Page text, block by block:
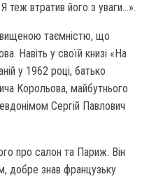
втратив його з уваги...».
таємністю, що
Навіть у своїй книзі «На
у 1962 році, батько
Корольова, майбутнього
Сергій Павлович
про салон та Париж. Він
добре знав французьку